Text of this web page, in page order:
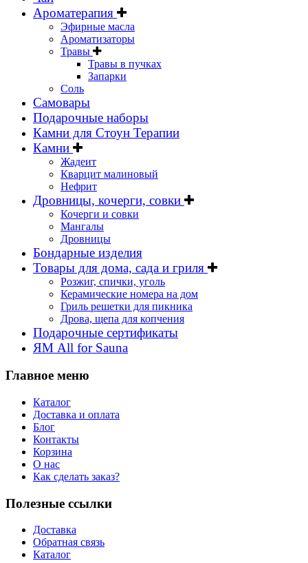
Ароматерапия
Эфирные масла
Ароматизаторы
Травы
Травы в пучках
Запарки
Соль
Самовары
Подарочные наборы
Камни для Стоун Терапии
Камни
Жадеит
Кварцит малиновый
Нефрит
Дровницы, кочерги, совки
Кочерги и совки
Мангалы
Дровницы
Бондарные изделия
Товары для дома, сада и гриля
Розжиг, спички, уголь
Керамические номера на дом
Гриль решетки для пикника
Дрова, щепа для копчения
Подарочные сертификаты
ЯМ All for Sauna
Главное меню
Каталог
Доставка и оплата
Блог
Контакты
Корзина
О нас
Как сделать заказ?
Полезные ссылки
Доставка
Обратная связь
Каталог